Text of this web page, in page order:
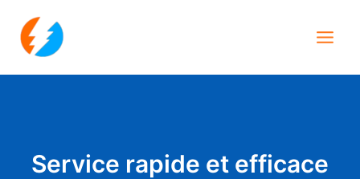
contenu
Service rapide et efficace